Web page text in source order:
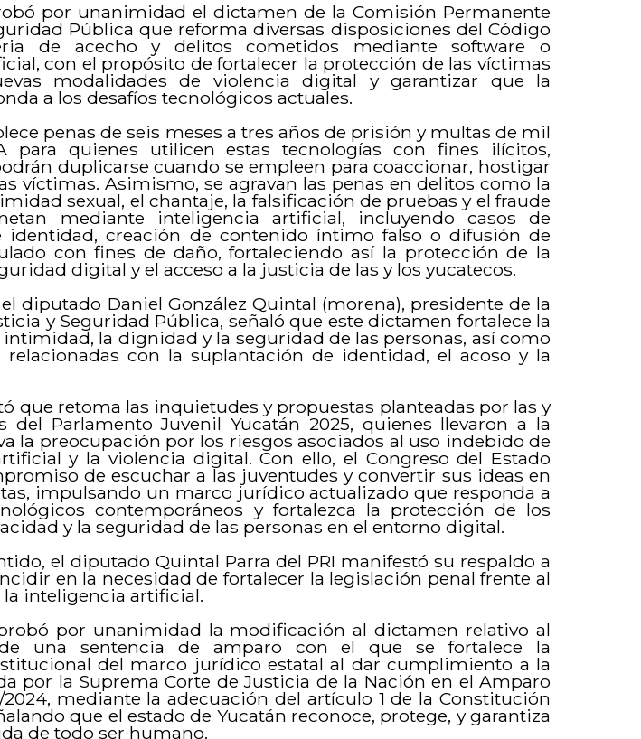
por unanimidad el dictamen de la Comisión Permanente
Pública que reforma diversas disposiciones del Código
de acecho y delitos cometidos mediante software o
con el propósito de fortalecer la protección de las víctimas
modalidades de violencia digital y garantizar que la
a los desafíos tecnológicos actuales.
penas de seis meses a tres años de prisión y multas de mil
para quienes utilicen estas tecnologías con fines ilícitos,
duplicarse cuando se empleen para coaccionar, hostigar
víctimas. Asimismo, se agravan las penas en delitos como la
sexual, el chantaje, la falsificación de pruebas y el fraude
mediante inteligencia artificial, incluyendo casos de
identidad, creación de contenido íntimo falso o difusión de
con fines de daño, fortaleciendo así la protección de la
digital y el acceso a la justicia de las y los yucatecos.
diputado Daniel González Quintal (morena), presidente de la
y Seguridad Pública, señaló que este dictamen fortalece la
la dignidad y la seguridad de las personas, así como
relacionadas con la suplantación de identidad, el acoso y la
que retoma las inquietudes y propuestas planteadas por las y
del Parlamento Juvenil Yucatán 2025, quienes llevaron a la
la preocupación por los riesgos asociados al uso indebido de
y la violencia digital. Con ello, el Congreso del Estado
de escuchar a las juventudes y convertir sus ideas en
impulsando un marco jurídico actualizado que responda a
contemporáneos y fortalezca la protección de los
y la seguridad de las personas en el entorno digital.
el diputado Quintal Parra del PRI manifestó su respaldo a
en la necesidad de fortalecer la legislación penal frente al
inteligencia artificial.
por unanimidad la modificación al dictamen relativo al
una sentencia de amparo con el que se fortalece la
del marco jurídico estatal al dar cumplimiento a la
por la Suprema Corte de Justicia de la Nación en el Amparo
mediante la adecuación del artículo 1 de la Constitución
que el estado de Yucatán reconoce, protege, y garantiza
de todo ser humano.